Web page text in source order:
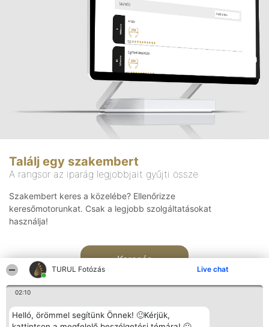
TURUL Fotózás Live chat
02:10
Helló, örömmel segítünk Önnek! 🙂Kérjük,
Találj egy szakembert
A rangsor az iparág legjobbjait gyűjti össze
Szakembert keres a közelébe? Ellenőrizze
keresőmotorunkat. Csak a legjobb szolgáltatásokat
használja!
Keresés